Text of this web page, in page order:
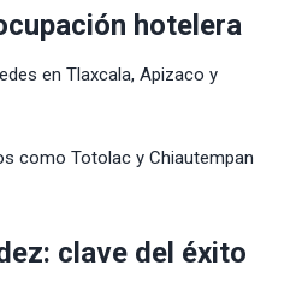
hotelera
en Tlaxcala, Apizaco y
como Totolac y Chiautempan
clave del éxito